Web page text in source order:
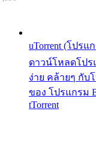
uTorrent (โปรแ
ดาวน์โหลดโปร
ง่าย คล้ายๆ กับ
ของ โปรแกรม
tTorrent